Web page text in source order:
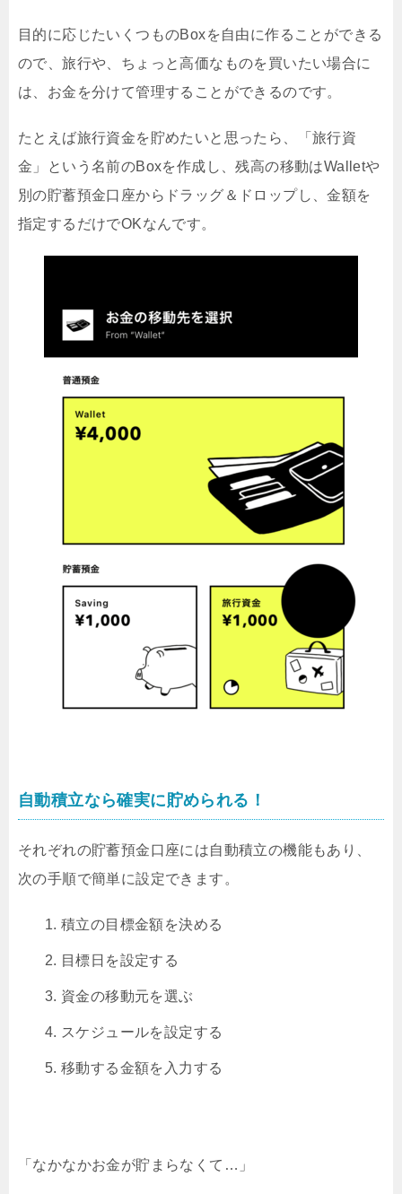
目的に応じたいくつものBoxを自由に作ることができる
ので、旅行や、ちょっと高価なものを買いたい場合に
は、お金を分けて管理することができるのです。
たとえば旅行資金を貯めたいと思ったら、「旅行資
金」という名前のBoxを作成し、残高の移動はWalletや
別の貯蓄預金口座からドラッグ＆ドロップし、金額を
指定するだけでOKなんです。
自動積立なら確実に貯められる！
それぞれの貯蓄預金口座には自動積立の機能もあり、
次の手順で簡単に設定できます。
積立の目標金額を決める
目標日を設定する
資金の移動元を選ぶ
スケジュールを設定する
移動する金額を入力する
「なかなかお金が貯まらなくて…」